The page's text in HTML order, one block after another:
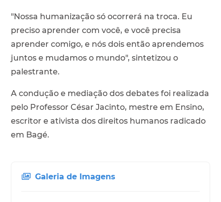
"Nossa humanização só ocorrerá na troca. Eu
preciso aprender com você, e você precisa
aprender comigo, e nós dois então aprendemos
juntos e mudamos o mundo", sintetizou o
palestrante.
A condução e mediação dos debates foi realizada
pelo Professor César Jacinto, mestre em Ensino,
escritor e ativista dos direitos humanos radicado
em Bagé.
Galeria de Imagens